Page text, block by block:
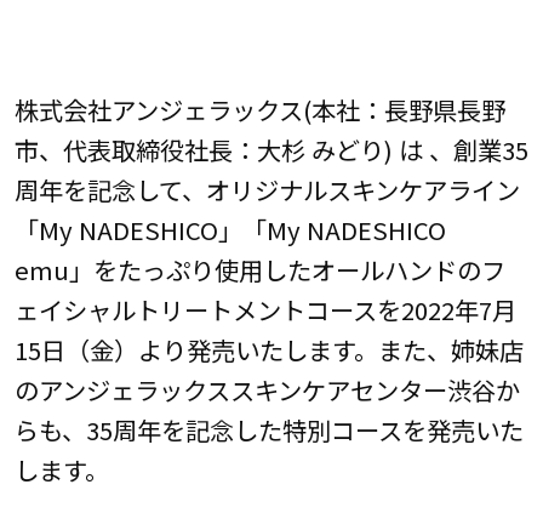
株式会社アンジェラックス(本社：長野県長野
市、代表取締役社長：大杉 みどり) は 、創業35
周年を記念して、オリジナルスキンケアライン
「My NADESHICO」「My NADESHICO
emu」をたっぷり使用したオールハンドのフ
ェイシャルトリートメントコースを2022年7月
15日（金）より発売いたします。また、姉妹店
のアンジェラックススキンケアセンター渋谷か
らも、35周年を記念した特別コースを発売いた
します。